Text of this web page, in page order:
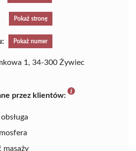
Pokaż stronę
Pokaż numer
1, 34-300 Żywiec
przez klientów:
masaży